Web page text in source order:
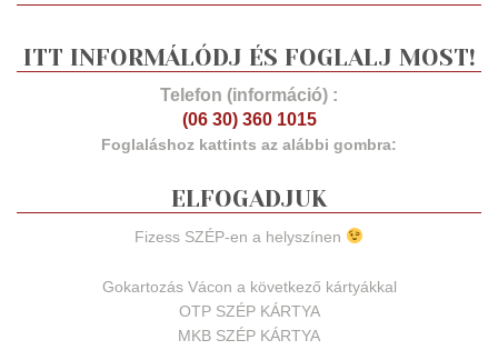
ITT INFORMÁLÓDJ ÉS FOGLALJ MOST!
Telefon (információ) :
(06 30) 360 1015
Foglaláshoz kattints az alábbi gombra:
ELFOGADJUK
Fizess SZÉP-en a helyszínen
Gokartozás Vácon a következő kártyákkal
OTP SZÉP KÁRTYA
MKB SZÉP KÁRTYA